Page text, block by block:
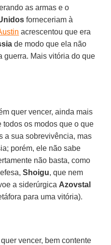
as armas e o
forneceriam à
acrescentou que era
de modo que ela não
guerra. Mais vitória do que
quer vencer, ainda mais
os modos que o que
a sua sobrevivência, mas
porém, ele não sabe
não basta, como
Shoigu, que nem
a siderúrgica Azovstal
para uma vitória).
quer vencer, bem contente